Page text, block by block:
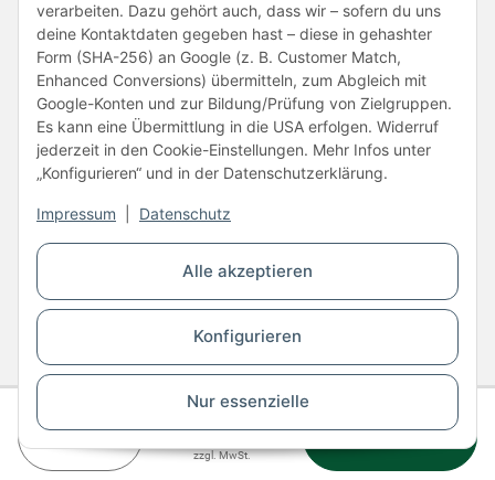
Alle akzeptieren
Konfigurieren
Nur essenzielle
verarbeiten. Dazu gehört auch, dass wir – sofern du uns
deine Kontaktdaten gegeben hast – diese in gehashter
Form (SHA-256) an Google (z. B. Customer Match,
Enhanced Conversions) übermitteln, zum Abgleich mit
Google-Konten und zur Bildung/Prüfung von Zielgruppen.
Es kann eine Übermittlung in die USA erfolgen. Widerruf
jederzeit in den Cookie-Einstellungen. Mehr Infos unter
„Konfigurieren“ und in der Datenschutzerklärung.
Impressum Datenschutz
Staffel 1 624,29 €
zzgl. MwSt.
Unsere Partner
Vertrag widerrufen
* Alle Preise inkl. gesetzlicher USt., zzgl.Versand
© Copyright © 2026 www.kartons24.de
BB-Verpackungen GmbH
- Brendelweg 167, 27755 Delmenhorst - Telefon:
+49 (0)4221 42165 30